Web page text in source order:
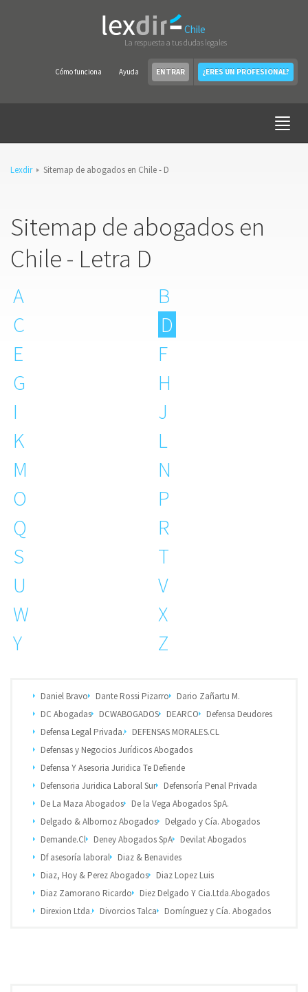
Chile
La respuesta a tus dudas legales
Cómo funciona Ayuda ENTRAR ¿ERES UN PROFESIONAL?
Lexdir Sitemap de abogados en Chile - D
Sitemap de abogados en
Chile - Letra D
A
B
C
D
E
F
G
H
I
J
K
L
M
N
O
P
Q
R
S
T
U
V
W
X
Y
Z
Daniel Bravo Dante Rossi Pizarro
Dario Zañartu M.
DC Abogadas
DCWABOGADOS DEARCO
Defensa Deudores
Defensa Legal Privada.
DEFENSAS MORALES.CL
Defensas y Negocios Jurídicos Abogados
Defensa Y Asesoria Juridica Te Defiende
Defensoria Juridica Laboral Sur
Defensoría Penal Privada
De La Maza Abogados
De la Vega Abogados SpA.
Delgado & Albornoz Abogados
Delgado y Cía. Abogados
Demande.Cl
Deney Abogados SpA
Devilat Abogados
Df asesoría laboral
Diaz & Benavides
Diaz, Hoy & Perez Abogados
Diaz Lopez Luis
Diaz Zamorano Ricardo
Diez Delgado Y Cia.Ltda.Abogados
Direxion Ltda.
Divorcios Talca Domínguez y Cía. Abogados